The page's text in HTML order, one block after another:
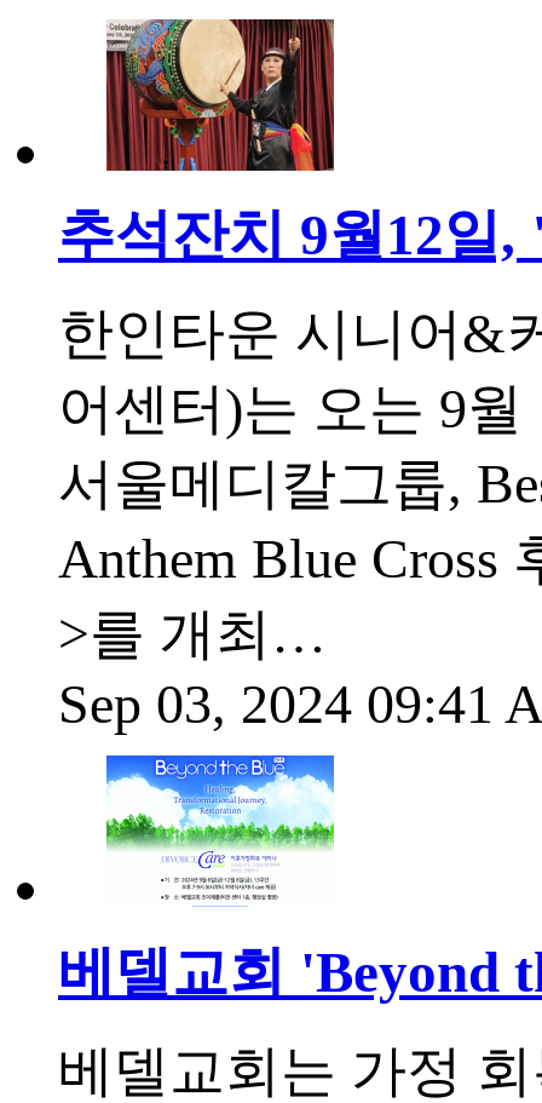
추석잔치 9월12일
한인타운 시니어&
어센터)는 오는 9월
서울메디칼그룹,
Anthem Blue Cross
>를 개최…
Sep 03, 2024 09:41
베델교회 'Beyond
베델교회는 가정